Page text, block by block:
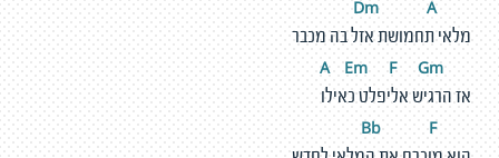
D
m A
מלאי תחמושת אזל בה מכבר
Em F Gm
אז הרגיש אליפלט כאילו
Bb
F